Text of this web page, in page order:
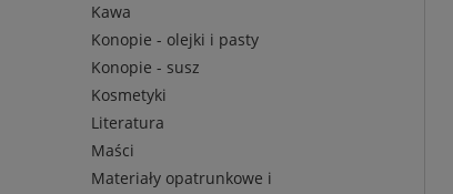
Kawa
Konopie - olejki i pasty
Konopie - susz
Kosmetyki
Literatura
Maści
Materiały opatrunkowe i